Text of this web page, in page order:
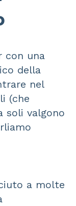
con una
della
nel
(che
soli valgono
a molte